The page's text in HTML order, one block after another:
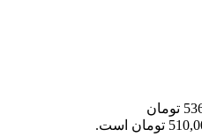
قیمت اصلی 536,000 تومان